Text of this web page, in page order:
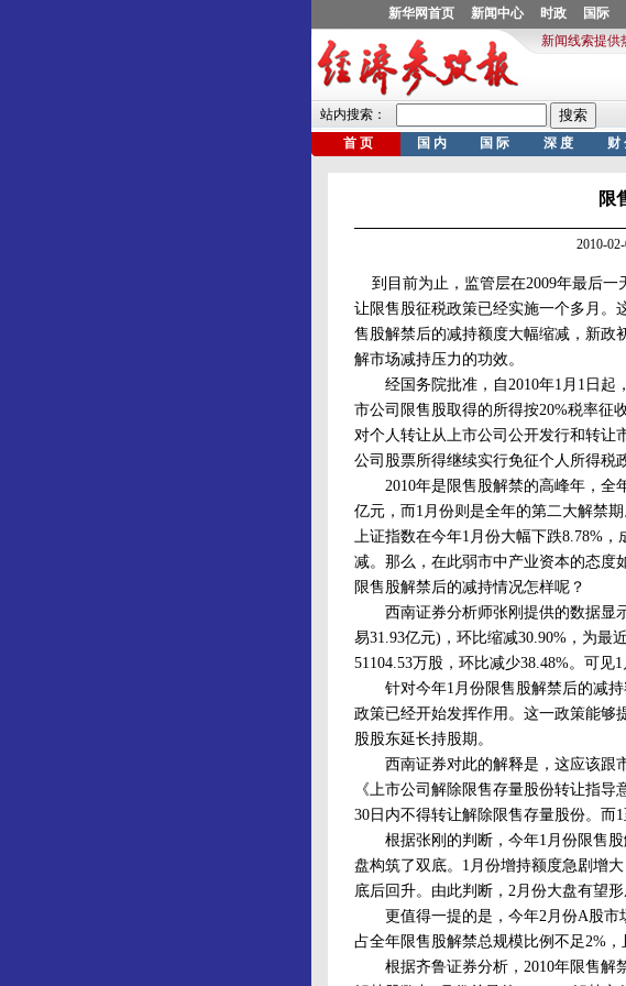
限
2010-
到目前为止，监管层在2009年最后一
让限售股征税政策已经实施一个多月。
售股解禁后的减持额度大幅缩减，新政
解市场减持压力的功效。
经国务院批准，自2010年1月1日起
市公司限售股取得的所得按20%税率征
对个人转让从上市公司公开发行和转让
公司股票所得继续实行免征个人所得税
2010年是限售股解禁的高峰年，全
亿元，而1月份则是全年的第二大解禁期
上证指数在今年1月份大幅下跌8.78%，
减。那么，在此弱市中产业资本的态度
限售股解禁后的减持情况怎样呢？
西南证券分析师张刚提供的数据显示
易31.93亿元)，环比缩减30.90%，为最
51104.53万股，环比减少38.48%。可见
针对今年1月份限售股解禁后的减持
政策已经开始发挥作用。这一政策能够
股股东延长持股期。
西南证券对此的解释是，这应该跟市
《上市公司解除限售存量股份转让指
30日内不得转让解除限售存量股份。而
根据张刚的判断，今年1月份限售股
盘构筑了双底。1月份增持额度急剧增
底后回升。由此判断，2月份大盘有望形
更值得一提的是，今年2月份A股市场
占全年限售股解禁总规模比例不足2%
根据齐鲁证券分析，2010年限售解